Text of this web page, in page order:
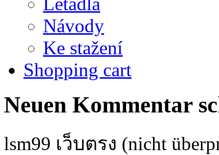
Návody
Ke stažení
Shopping cart
Neuen Kommentar
lsm99 เว็บตรง (nicht